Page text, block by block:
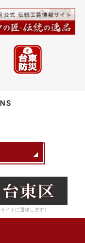
サイトに遷移します）